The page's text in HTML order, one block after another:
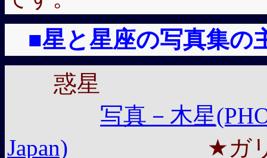
■星と星座の写真集の
惑星
写真－木星
Japan) ★ガリレイ